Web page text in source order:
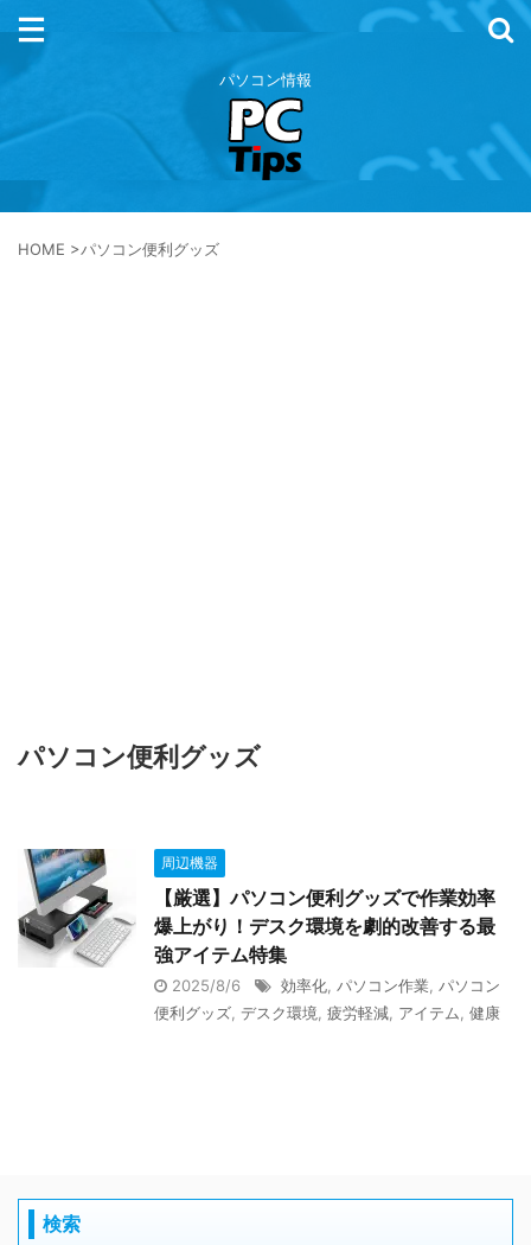
パソコン情報
HOME >パソコン便利グッズ
パソコン便利グッズ
周辺機器
【厳選】パソコン便利グッズで作業効率
爆上がり！デスク環境を劇的改善する最
強アイテム特集
2025/8/6 効率化 パソコン作業
パソコン
便利グッズ デスク環境 疲労軽減 アイテム 健康
検索